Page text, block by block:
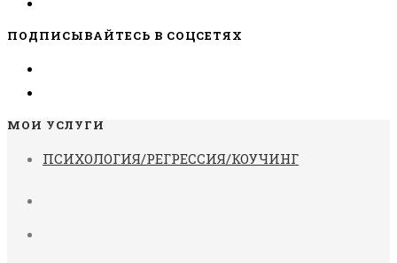
ПОДПИСЫВАЙТЕСЬ В СОЦСЕТЯХ
МОИ УСЛУГИ
ПСИХОЛОГИЯ/РЕГРЕССИЯ/КОУЧИНГ